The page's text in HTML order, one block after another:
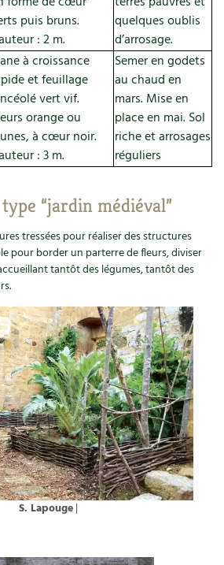
puis bruns.
: 2 m.
quelques oublis
d’arrosage.
à croissance
et feuillage
vert vif.
orange ou
à cœur noir.
: 3 m.
Semer en godets
au chaud en
mars. Mise en
place en mai. Sol
riche et arrosages
réguliers
“jardin médiéval”
tressées pour réaliser des structures
pour border un parterre de fleurs, diviser
tantôt des légumes, tantôt des
S. Lapouge|